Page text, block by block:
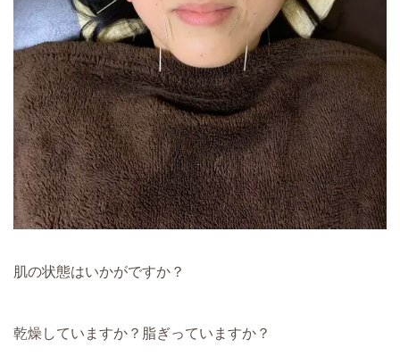
肌の状態はいかがですか？
乾燥していますか？脂ぎっていますか？